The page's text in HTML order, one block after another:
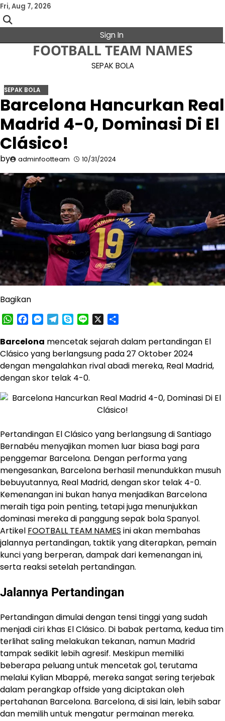
Skip
to
content
Fri, Aug 7, 2026
Sign In
FOOTBALL TEAM NAMES
SEPAK BOLA
SEPAK BOLA
​Barcelona Hancurkan Real
Madrid 4-0, Dominasi Di El
Clásico!​
by adminfootteam 10/31/2024
Bagikan
WhatsApp
Facebook
Messenger
Telegram
SkypeLine
​Barcelona mencetak sejarah dalam pertandingan El
Clásico yang berlangsung pada 27 Oktober 2024
dengan mengalahkan rival abadi mereka, Real Madrid,
dengan skor telak 4-0.
Pertandingan El Clásico yang berlangsung di Santiago
Bernabéu menyajikan momen luar biasa bagi para
penggemar Barcelona. Dengan performa yang
mengesankan, Barcelona berhasil menundukkan musuh
bebuyutannya, Real Madrid, dengan skor telak 4-0.
Kemenangan ini bukan hanya menjadikan ​Barcelona
meraih tiga poin penting, tetapi juga menunjukkan
dominasi mereka di panggung sepak bola Spanyol.
Artikel FOOTBALL TEAM NAMES ini akan membahas
jalannya pertandingan, taktik yang diterapkan, pemain
kunci yang berperan, dampak dari kemenangan ini,
serta reaksi setelah pertandingan.
Jalannya Pertandingan
Pertandingan dimulai dengan tensi tinggi yang sudah
menjadi ciri khas El Clásico. Di babak pertama, kedua tim
terlihat saling melakukan tekanan, namun Madrid
tampak sedikit lebih agresif. Meskipun memiliki
beberapa peluang untuk mencetak gol, terutama
melalui Kylian Mbappé, mereka sangat sering terjebak
dalam perangkap offside yang diciptakan oleh
pertahanan Barcelona. Barcelona, di sisi lain, lebih sabar
dan memilih untuk mengatur permainan mereka.